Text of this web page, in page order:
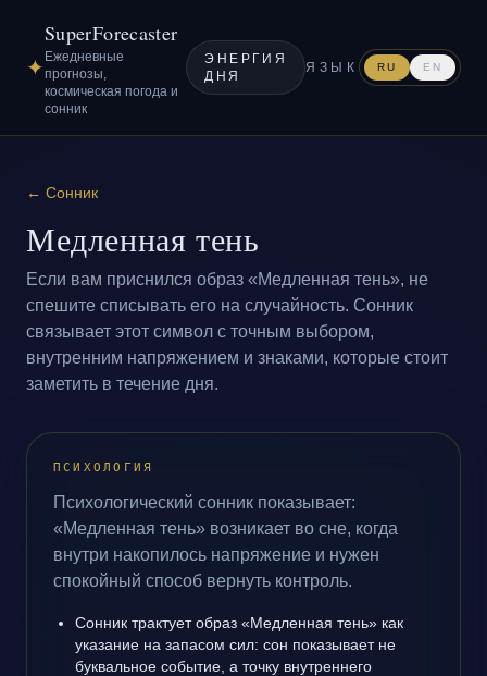
✦
SuperForecaster
Ежедневные
прогнозы,
космическая погода и
сонник
ЭНЕРГИЯ
ДНЯ
ЯЗЫК RU EN
← Сонник
Медленная тень
Если вам приснился образ «Медленная тень», не
спешите списывать его на случайность. Сонник
связывает этот символ с точным выбором,
внутренним напряжением и знаками, которые стоит
заметить в течение дня.
ПСИХОЛОГИЯ
Психологический сонник показывает:
«Медленная тень» возникает во сне, когда
внутри накопилось напряжение и нужен
спокойный способ вернуть контроль.
Сонник трактует образ «Медленная тень» как
указание на запасом сил: сон показывает не
буквальное событие, а точку внутреннего